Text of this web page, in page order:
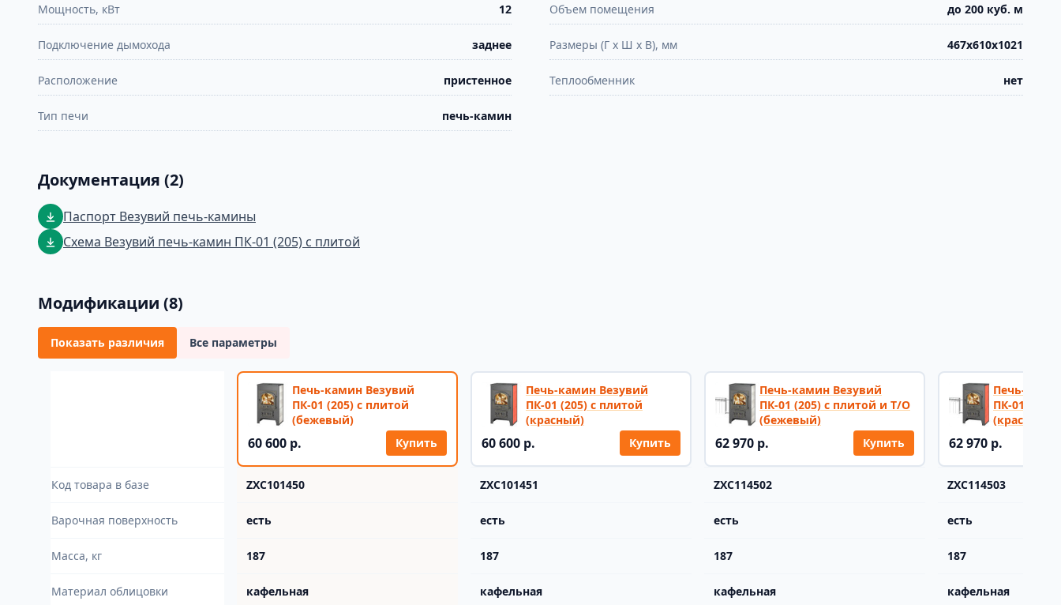
Мощность, кВт 12 Объем помещения до 200 куб. м
Подключение дымохода заднее Размеры (Г х Ш х В), мм 467х610х1021
Расположение пристенное Теплообменник нет
Тип печи печь-камин
Документация (2)
Паспорт Везувий печь-камины
Схема Везувий печь-камин ПК-01 (205) с плитой
Модификации (8)
Показать различия Все параметры
Печь-камин Везувий
ПК-01 (205) с плитой
(бежевый)
60 600 р. Купить
Печь-камин Везувий
ПК-01 (205) с плитой
(красный)
60 600 р. Купить
Печь-камин Везувий
ПК-01 (205) с плитой и Т/О
(бежевый)
62 970 р. Купить
Печь-
ПК-01
(красный)
62 970 р.
Код товара в базе ZXC101450 ZXC101451 ZXC114502 ZXC114503
Варочная поверхность есть есть есть есть
Масса, кг 187 187 187 187
Материал облицовки кафельная кафельная кафельная кафельная